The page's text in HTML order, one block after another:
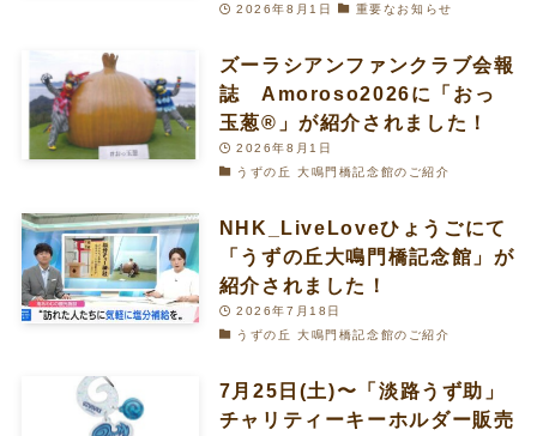
2026年8月1日 重要なお知らせ
ズーラシアンファンクラブ会報
誌 Amoroso2026に「おっ
玉葱®︎」が紹介されました！
2026年8月1日
うずの丘 大鳴門橋記念館のご紹介
NHK_LiveLoveひょうごにて
「うずの丘大鳴門橋記念館」が
紹介されました！
2026年7月18日
うずの丘 大鳴門橋記念館のご紹介
7月25日(土)〜「淡路うず助」
チャリティーキーホルダー販売